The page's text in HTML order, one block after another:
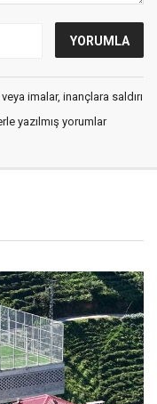
imalar, inançlara saldırı
yazılmış yorumlar